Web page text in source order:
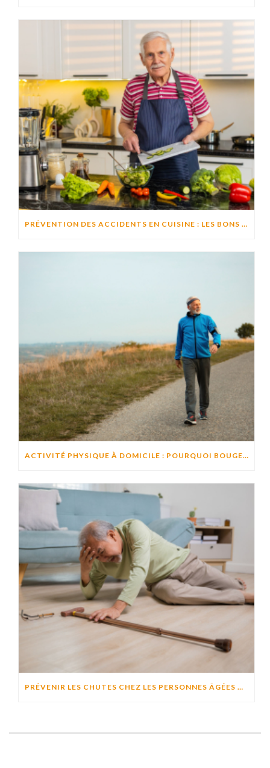
PRÉVENTION DES ACCIDENTS EN CUISINE : LES BONS RÉFLEXES POUR CUISINER EN TOUTE SÉCURITÉ
ACTIVITÉ PHYSIQUE À DOMICILE : POURQUOI BOUGER CHAQUE JOUR AIDE À PRÉSERVER L’AUTONOMIE ?
PRÉVENIR LES CHUTES CHEZ LES PERSONNES ÂGÉES À DOMICILE : CAUSES, RISQUES ET SOLUTIONS EFFICACES